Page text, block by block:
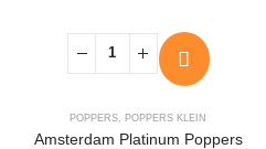
POPPERS POPPERS KLEIN
Amsterdam Platinum Poppers